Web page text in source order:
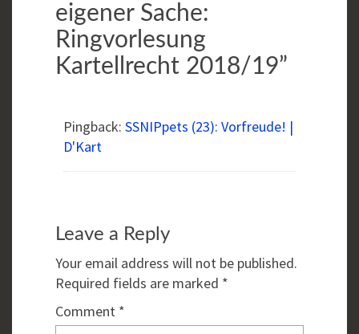
eigener Sache:
Ringvorlesung
Kartellrecht 2018/19”
Pingback: SSNIPpets (23): Vorfreude! |
D'Kart
Leave a Reply
Your email address will not be published.
Required fields are marked *
Comment *